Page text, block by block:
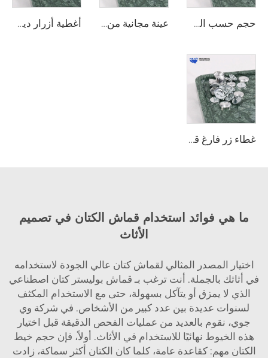
حجم حسب الطلب من وي جوي، غطاء معدني لزر الأريكة، إكسسوارات أثاث جديدة، قطع غيار عينة مجانية من وي جوي لأجزاء هاردوير الأثاث، زر انزلاق ديكوري بقطر 24 مم، زر تغطية ذاتي للسجاد أغطية أزرار ديكورات الأثاث بالجملة من وي جوي، أجزاء معدنية مقاومة للماء، قطع هاردوير، أزرار تغطية للأثاث
غطاء زر فارغ قابل للإزالة من وي جوي قابل لإعادة الاستخدام عملي أغطية أزرار زخرفية للأريكة
ما هي فوائد استخدام قماش الكتان في تصميم
الأثاث
اختيار المصدر المثالي لقماش كتان عالي الجودة لاستخدامه
في أثاثك بالجملة. أنت ترغب بـ قماش بوليستر كتان اصطناعي
الذي لا يمزق أو يتآكل بسهولة، حتى مع الاستخدام المكثف
لسنوات عديدة بين عدد كبير من الأشخاص. في شركة وي
جوي، نقوم بالعديد من عمليات الفحص الدقيقة قبل اختيار
هذه الخيوط نهائيًا للاستخدام في الأثاث. أولاً، فإن حجم خيط
الكتان مهم: كقاعدة عامة، كلما كان الكتان أكثر سماكة، زادت